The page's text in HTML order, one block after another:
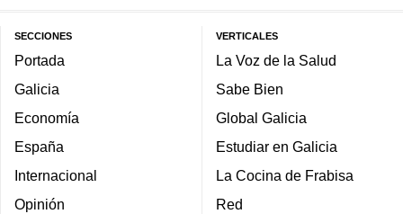
SECCIONES
Portada
Galicia
Economía
España
Internacional
Opinión
VERTICALES
La Voz de la Salud
Sabe Bien
Global Galicia
Estudiar en Galicia
La Cocina de Frabisa
Red